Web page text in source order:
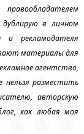
в личном
и рекламодателя
материалы для
агентство,
разместить
авторскую
как любая моя